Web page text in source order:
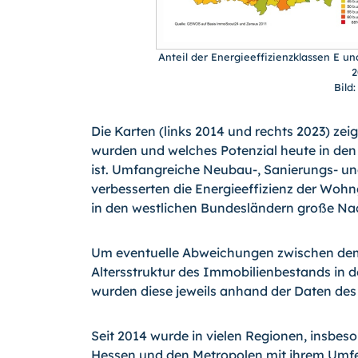
Anteil der Energieeffizienzklassen E
Die Karten (links 2014 und rechts 2023)
wurden und welches Potenzial heute in
ist. Umfangreiche Neubau-, Sanierungs-
verbesserten die Energieeffizienz der
in den westlichen Bundesländern große
Um eventuelle Abweichungen zwischen
Altersstruktur des Immobilienbestands in
wurden diese jeweils anhand der Daten
Seit 2014 wurde in vielen Regionen,
Hessen und den Metropolen mit ihrem